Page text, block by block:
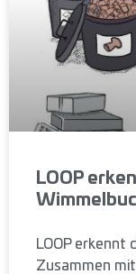
LOOP
LOOP erkennt
Zusammen